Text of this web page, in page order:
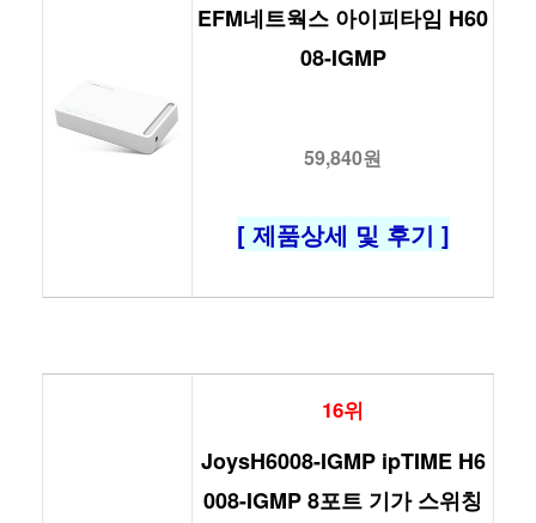
EFM네트웍스 아이피타임 H60
08-IGMP
59,840원
[ 제품상세 및 후기 ]
16위
JoysH6008-IGMP ipTIME H6
008-IGMP 8포트 기가 스위칭